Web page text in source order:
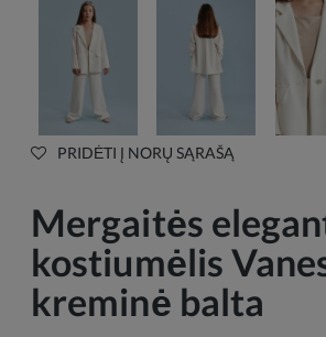
PRIDĖTI Į NORŲ SĄRAŠĄ
Mergaitės
kostiumėlis
kreminė balta